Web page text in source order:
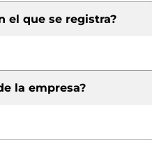
el que se registra?
la empresa?